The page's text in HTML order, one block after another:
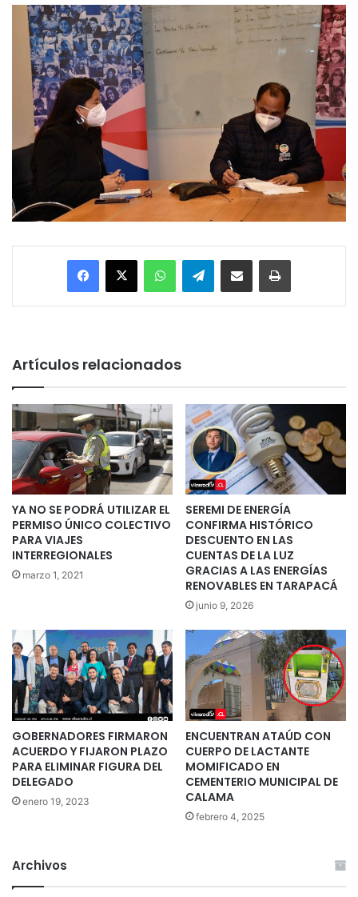
Facebook
X WhatsAppTelegramEnviar vía email Imprimir
Artículos relacionados
YA NO SE PODRÁ UTILIZAR EL
PERMISO ÚNICO COLECTIVO
PARA VIAJES
INTERREGIONALES
marzo 1, 2021
SEREMI DE ENERGÍA
CONFIRMA HISTÓRICO
DESCUENTO EN LAS
CUENTAS DE LA LUZ
GRACIAS A LAS ENERGÍAS
RENOVABLES EN TARAPACÁ
junio 9, 2026
GOBERNADORES FIRMARON
ACUERDO Y FIJARON PLAZO
PARA ELIMINAR FIGURA DEL
DELEGADO
enero 19, 2023
ENCUENTRAN ATAÚD CON
CUERPO DE LACTANTE
MOMIFICADO EN
CEMENTERIO MUNICIPAL DE
CALAMA
febrero 4, 2025
Archivos